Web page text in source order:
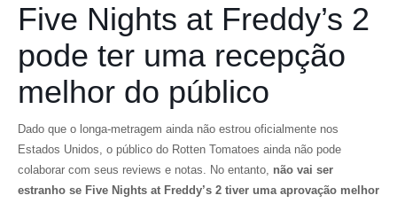
Five Nights at Freddy’s 2
pode ter uma recepção
melhor do público
Dado que o longa-metragem ainda não estrou oficialmente nos
Estados Unidos, o público do Rotten Tomatoes ainda não pode
colaborar com seus reviews e notas. No entanto, não vai ser
estranho se Five Nights at Freddy’s 2 tiver uma aprovação melhor